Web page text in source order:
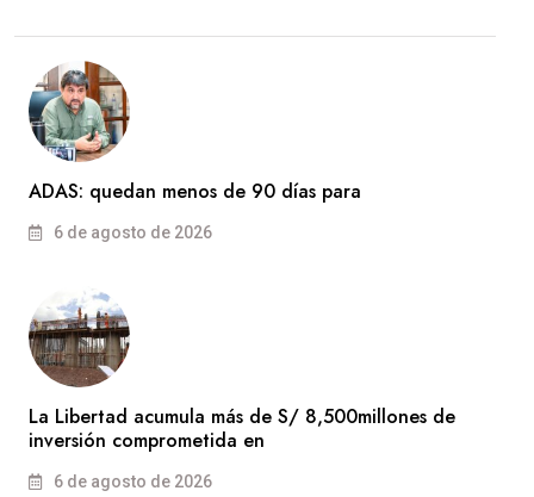
ADAS: quedan menos de 90 días para
6 de agosto de 2026
La Libertad acumula más de S/ 8,500millones de
inversión comprometida en
6 de agosto de 2026